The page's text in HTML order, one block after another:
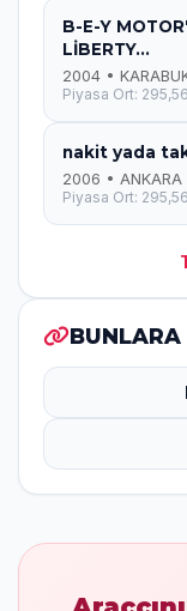
B-E-Y
LİBERTY...
2004 •
Piyasa Ort:
nakit yada
2006 • ANKARA
Piyasa Ort: